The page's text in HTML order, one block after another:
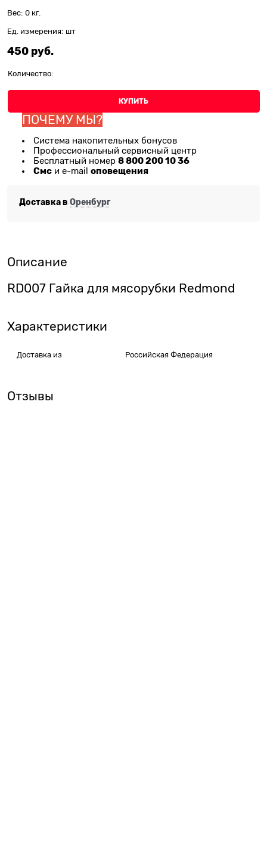
Вес: 0 кг.
Ед. измерения: шт
450 руб.
Количество:
КУПИТЬ
ПОЧЕМУ МЫ?
Система накопительных бонусов
Профессиональный сервисный центр
Бесплатный номер 8 800 200 10 36
Смс и e-mail оповещения
Доставка в Оренбург
Описание
RD007 Гайка для мясорубки Redmond
Характеристики
Доставка из Российская Федерация
Отзывы